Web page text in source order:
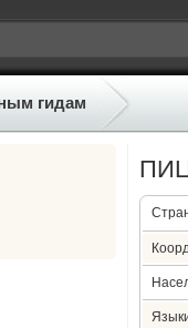
гидам